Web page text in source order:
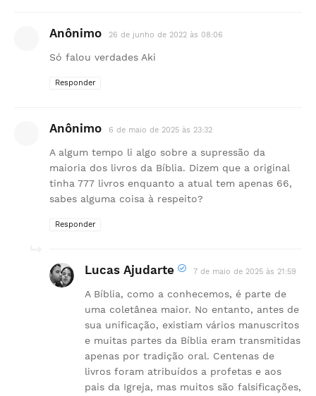
Anônimo 26 de junho de 2022 às 08:06
Só falou verdades Aki
Responder
Anônimo 6 de maio de 2025 às 23:32
A algum tempo li algo sobre a supressão da
maioria dos livros da Bíblia. Dizem que a original
tinha 777 livros enquanto a atual tem apenas 66,
sabes alguma coisa à respeito?
Responder
Lucas Ajudarte 7 de maio de 2025 às 21:59
A Bíblia, como a conhecemos, é parte de
uma coletânea maior. No entanto, antes de
sua unificação, existiam vários manuscritos
e muitas partes da Bíblia eram transmitidas
apenas por tradição oral. Centenas de
livros foram atribuídos a profetas e aos
pais da Igreja, mas muitos são falsificações,